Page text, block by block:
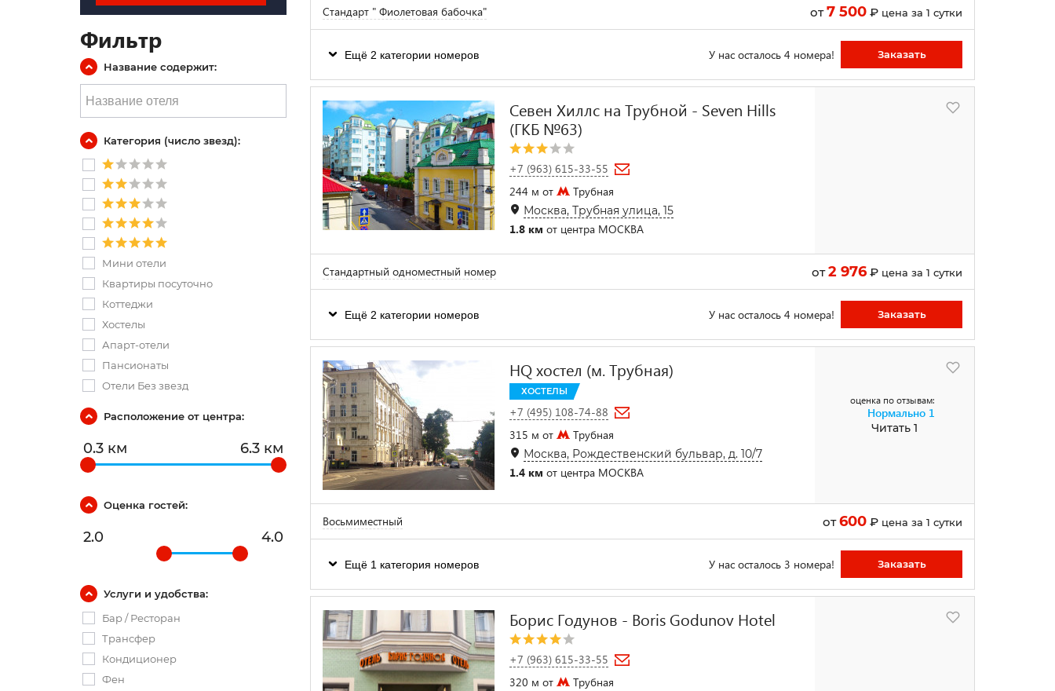
Стандарт " Фиолетовая бабочка" от7 500₽ цена за 1 сутки
Ещё 2 категории номеров У нас осталось 4 номера! Заказать
Севен Хиллс на Трубной - Seven Hills
(ГКБ №63)
+7 (963) 615-33-55
244 м от
Трубная
Москва, Трубная улица, 15
1.8 км от центра МОСКВА
Стандартный одноместный номер от2 976₽ цена за 1 сутки
Ещё 2 категории номеров У нас осталось 4 номера! Заказать
HQ хостел (м. Трубная)
ХОСТЕЛЫ
+7 (495) 108-74-88
315 м от
Трубная
Москва, Рождественский бульвар, д. 10/7
1.4 км от центра МОСКВА
оценка по отзывам:
Нормально 1
Читать 1
Восьмиместный от600₽ цена за 1 сутки
Ещё 1 категория номеров У нас осталось 3 номера! Заказать
Борис Годунов - Boris Godunov Hotel
+7 (963) 615-33-55
320 м от
Трубная
Фильтр
Название содержит:
Категория (число звезд):
Мини отели
Квартиры посуточно
Коттеджи
Хостелы
Апарт-отели
Пансионаты
Отели Без звезд
Расположение от центра:
0.3 км 6.3 км
Оценка гостей:
2.0 4.0
Услуги и удобства:
Бар / Ресторан
Трансфер
Кондиционер
Фен